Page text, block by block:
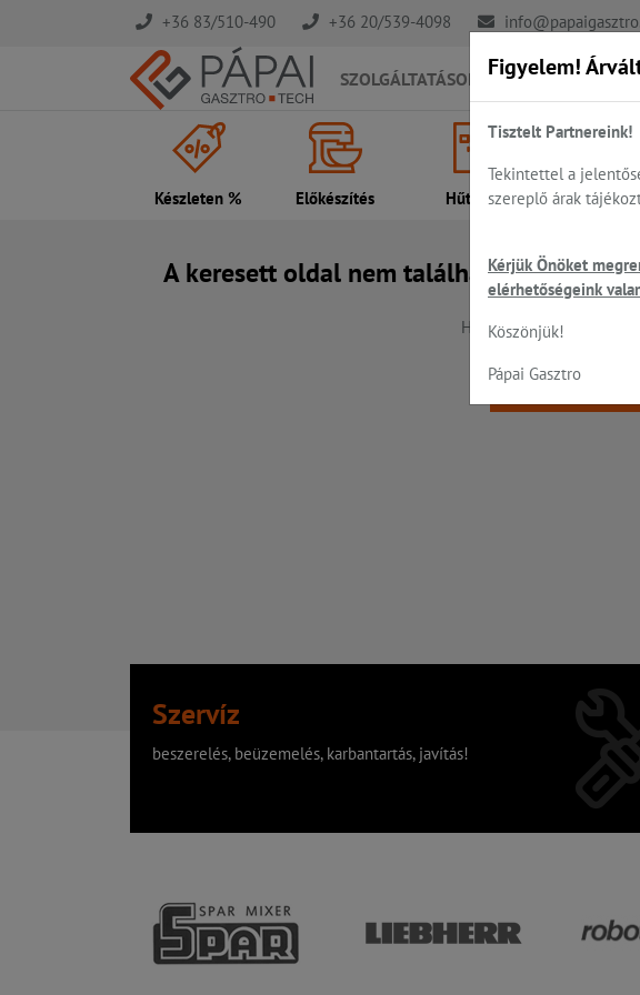
+36 83/510-490 +36 20/539-4098
SZOLGÁLTATÁSOK REFERENCIÁK
Készleten % Előkészítés Hűtés... Sütés -
A keresett oldal nem található
Hiba, a keresett oldal
Vissza a
Szervíz
beszerelés, beüzemelés, karbantartás, javítás!
Figyelem!
Tisztelt Partnereink!
Tekintettel a
szereplő árak
Kérjük Önöket
elérhetőségeink
Köszönjük!
Pápai Gasztro